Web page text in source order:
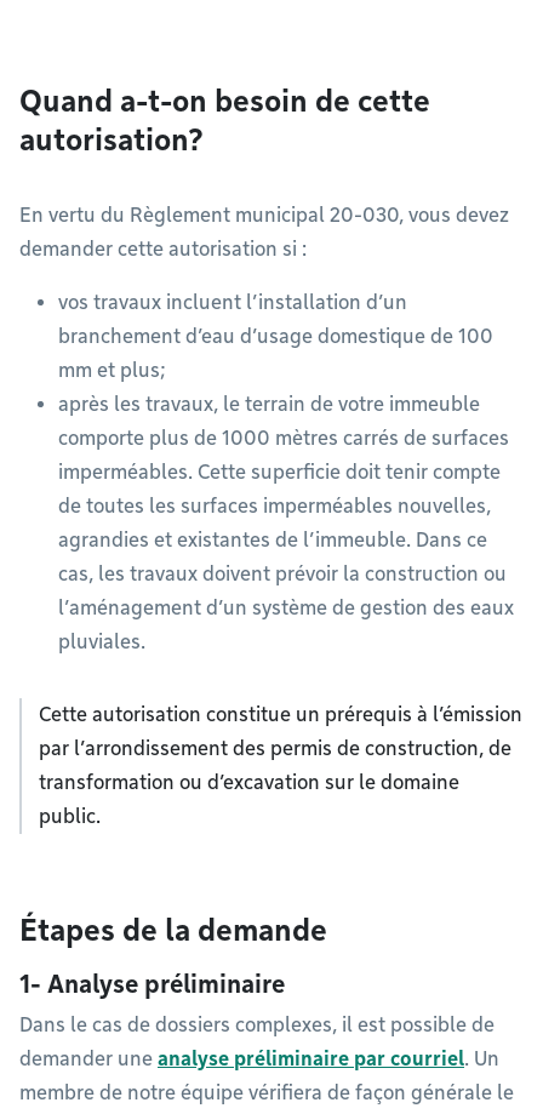
Quand a-t-on besoin de cette
autorisation?
En vertu du Règlement municipal 20-030, vous devez
demander cette autorisation si :
vos travaux incluent l’installation d’un
branchement d’eau d’usage domestique de 100
mm et plus;
après les travaux, le terrain de votre immeuble
comporte plus de 1000 mètres carrés de surfaces
imperméables. Cette superficie doit tenir compte
de toutes les surfaces imperméables nouvelles,
agrandies et existantes de l’immeuble. Dans ce
cas, les travaux doivent prévoir la construction ou
l’aménagement d’un système de gestion des eaux
pluviales.
Cette autorisation constitue un prérequis à l’émission
par l’arrondissement des permis de construction, de
transformation ou d’excavation sur le domaine
public.
Étapes de la demande
1- Analyse préliminaire
Dans le cas de dossiers complexes, il est possible de
demander une analyse préliminaire par courriel. Un
membre de notre équipe vérifiera de façon générale le